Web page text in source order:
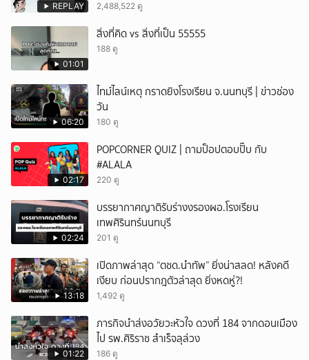
REPLAY 2,488,522 ดู
01:01
สิ่งที่คิด vs สิ่งที่เป็น 55555
188 ดู
06:20
ไทม์ไลน์เหตุ กราดยิงโรงเรียน จ.นนทบุรี | ข่าวช่อง
วัน
180 ดู
02:17
POPCORNER QUIZ | ถามป็อปตอบปั๊บ กับ
#ALALA
220 ดู
02:24
บรรยากาศญาติรับร่างงรองผอ.โรงเรียน
เทพศิรินทร์นนทบุรี
201 ดู
13:18
เปิดภาพล่าสุด “ตชด.นำทัพ” ยิ่งน่าสลด! หลังคดี
เงียบ ก่อนปรากฎตัวล่าสุด ยิ่งหดหู่?!
1,492 ดู
01:22
ภารกิจนำส่งอวัยวะหัวใจ ดวงที่ 184 จากดอนเมือง
ไป รพ.ศิริราช สำเร็จลุล่วง
186 ดู